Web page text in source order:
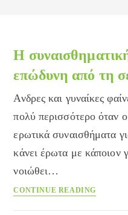
Η
επώδυνη από τη
Ανδρες και γυναίκες
πολύ περισσότερο όταν
ερωτικά συναισθήματα
κάνει έρωτα με κάποιον
νοιώθει…
CONTINUE READING